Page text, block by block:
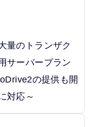
量のトランザク
サーバープラン
の提供も開
対応～